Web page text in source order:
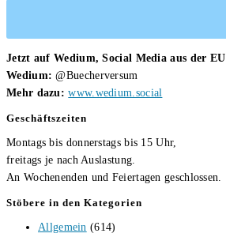
Jetzt auf Wedium, Social Media aus der EU
Wedium: @Buecherversum
Mehr dazu: www.wedium.social
Geschäftszeiten
Montags bis donnerstags bis 15 Uhr,
freitags je nach Auslastung.
An Wochenenden und Feiertagen geschlossen.
Stöbere in den Kategorien
Allgemein (614)